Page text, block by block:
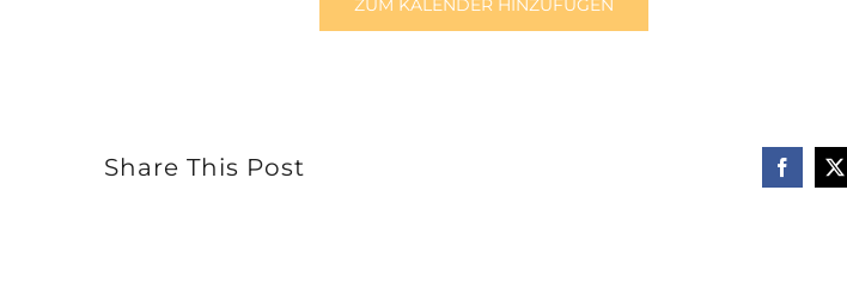
ZUM KALENDER HINZUFÜGEN
Share This Post Facebook
X